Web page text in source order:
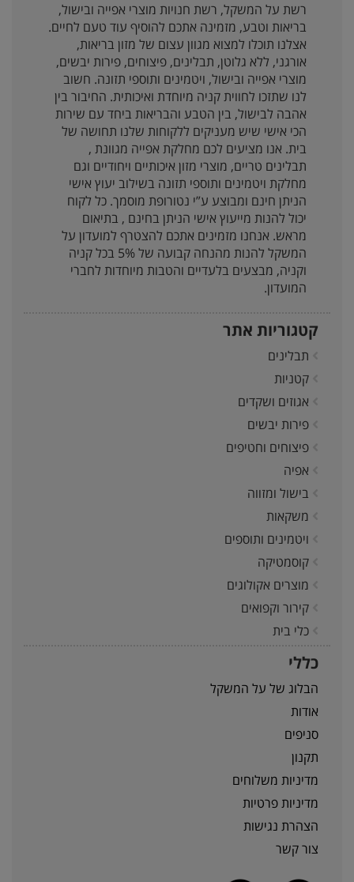
רשת על המשקל, רשת חנויות מוצרי אפייה ובישול,
בריאות וטבע, מזמינה אתכם להוסיף עוד טעם לחיים.
אצלנו תוכלו למצוא מגוון עצום של מזון בריאות,
אורגני, ללא גלוטן, תבלינים, פיצוחים, פירות יבשים,
מוצרי אפייה ובישול, ויטמינים ותוספי תזונה. חשוב
לנו שתזכו לחווית קניה מיוחדת ואיכותית. החיבור בין
אהבה לבישול, בין הטבע והבריאות ביחד עם שירות
הכי אישי שיש מעניקים ללקוחות שלנו תחושה של
בית. אנו מציעים לכם מחלקת אפייה מגוונת ,
תבלינים טריים, מוצרי מזון איכותיים ויחודיים וגם
מחלקת ויטמינים ותוספי תזונה בשילוב יעוץ אישי
הניתן חינם ומבוצע ע”י נטורופת מוסמך. כל לקוח
יכול להנות מייעוץ אישי הניתן בחינם , בתיאום
מראש. אנחנו מזמינים אתכם להצטרף למועדון על
המשקל להנות מהנחה קבועה של 5% בכל קניה
וקניה, מבצעים בלעדיים והטבות מיוחדות לחברי
המועדון.
קטגוריות אתר
תבלינים
קטניות
אגוזים ושקדים
פירות יבשים
פיצוחים וחטיפים
אפיה
בישול ומזווה
משקאות
ויטמינים ותוספים
קוסמטיקה
מוצרים אקולוגים
קירור וקפואים
כלי בית
כללי
הבלוג של על המשקל
אודות
סניפים
תקנון
מדיניות משלוחים
מדיניות פרטיות
הצהרת נגישות
צור קשר